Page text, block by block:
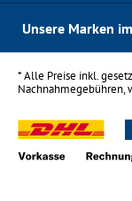
Unsere Marken
* Alle Preise inkl.
Nachnahmegebühren,